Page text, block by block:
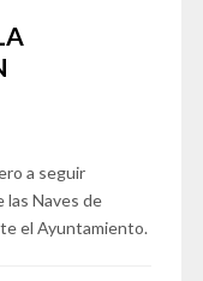
a seguir
las Naves de
el Ayuntamiento.